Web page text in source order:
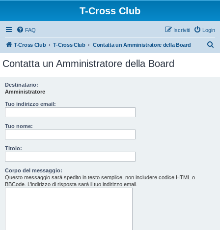
T-Cross Club
FAQ Login
Iscriviti
T-Cross Club T-Cross Club Contatta un Amministratore della Board
Contatta un Amministratore della Board
Destinatario:
Amministratore
Tuo indirizzo email:
Tuo nome:
Titolo:
Corpo del messaggio:
Questo messaggio sarà spedito in testo semplice, non includere codice HTML o
BBCode. L’indirizzo di risposta sarà il tuo indirizzo email.